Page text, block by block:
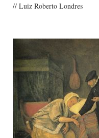
// Luiz Roberto Londres